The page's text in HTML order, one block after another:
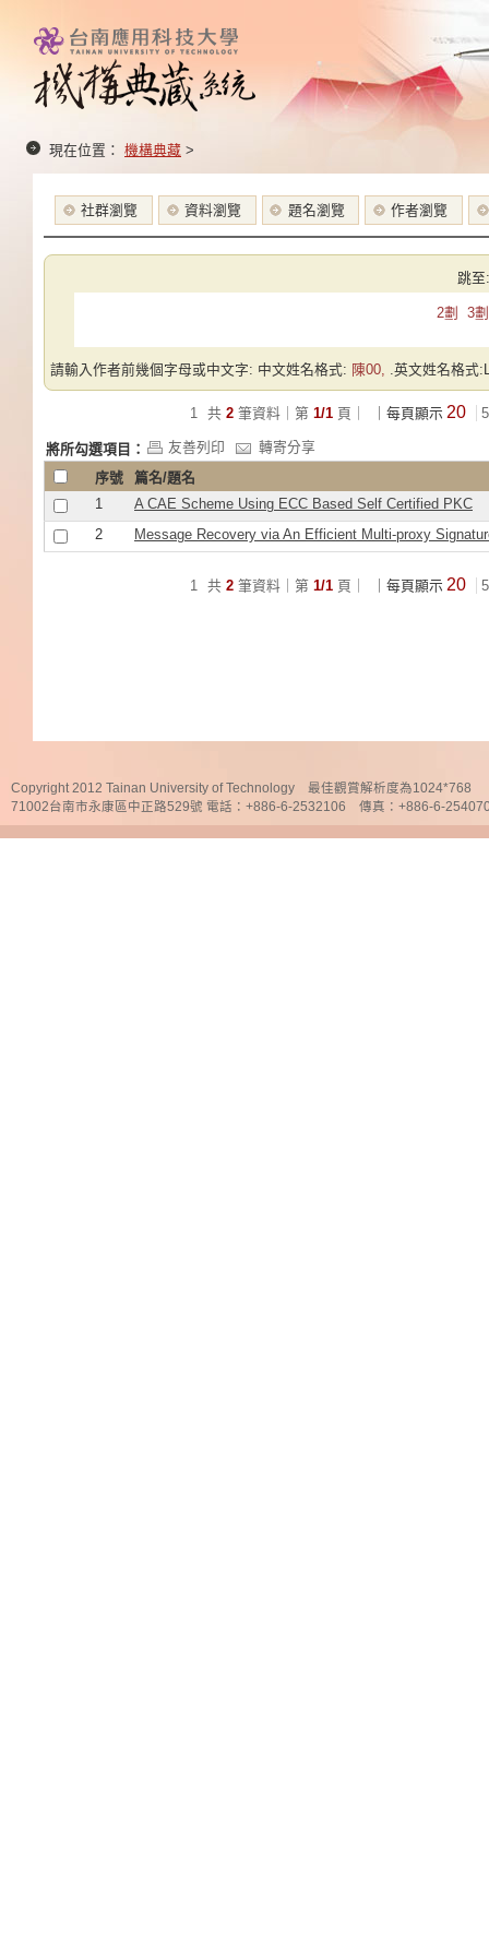
現在位置： 機構典藏 >
社群瀏覽 資料瀏覽 題名瀏覽 作者瀏覽
跳至:
2劃 3劃
請輸入作者前幾個字母或中文字: 中文姓名格式: 陳00, .英文姓名格式
1 共 2 筆資料｜第 1/1 頁｜ ｜每頁顯示 20
將所勾選項目： 友善列印
轉寄分享
序號
篇名/題名
1
A CAE Scheme Using ECC Based Self Certified PKC
2
Message Recovery via An Efficient Multi-proxy
1 共 2 筆資料｜第 1/1 頁｜ ｜每頁顯示 20
Copyright 2012 Tainan University of Technology 最佳觀賞解析度為1024*768
71002台南市永康區中正路529號 電話：+886-6-2532106 傳真：+886-6-